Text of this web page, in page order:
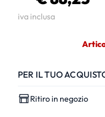
iva inclusa
PER IL TUO
Ritiro in negozio